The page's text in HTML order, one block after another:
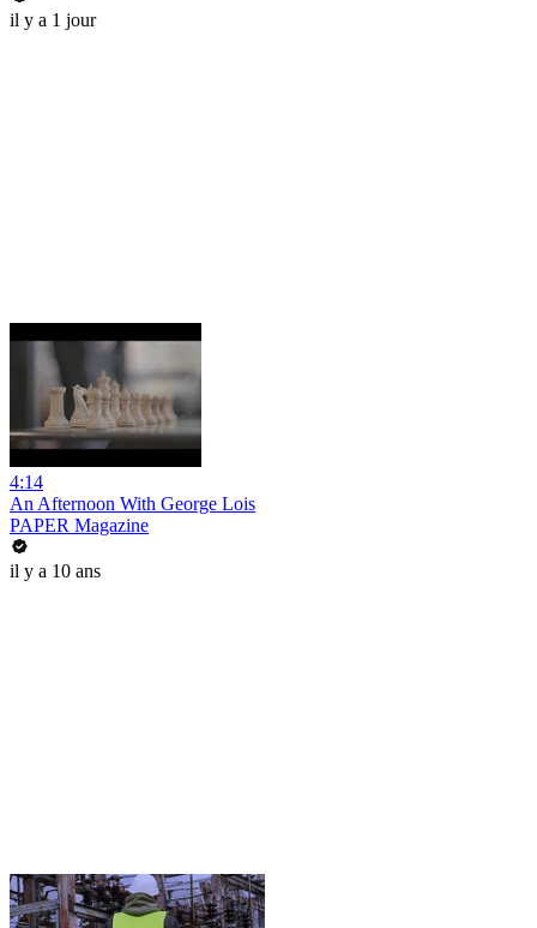
il y a 1 jour
4:14
An Afternoon With George Lois
PAPER Magazine
il y a 10 ans